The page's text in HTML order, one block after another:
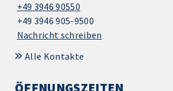
+49 3946 90550
+49 3946 905-9500
Nachricht schreiben
Alle Kontakte